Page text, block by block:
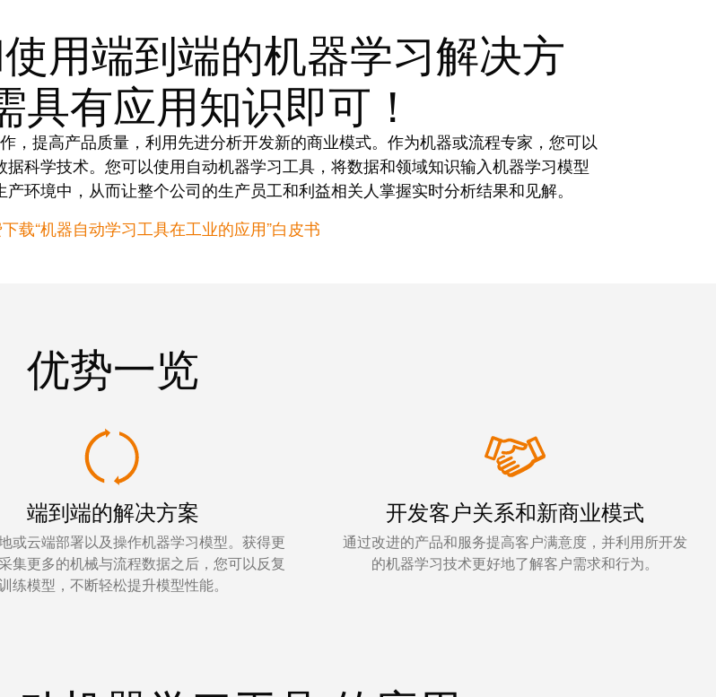
用端到端的机器学习解决方
具有应用知识即可！
，提高产品质量，利用先进分析开发新的商业模式。作为机器或流程专家，您可以
科学技术。您可以使用自动机器学习工具，将数据和领域知识输入机器学习模型
环境中，从而让整个公司的生产员工和利益相关人掌握实时分析结果和见解。
载“机器自动学习工具在工业的应用”白皮书
优势一览
端到端的解决方案
或云端部署以及操作机器学习模型。获得更
集更多的机械与流程数据之后，您可以反复
练模型，不断轻松提升模型性能。
开发客户关系和新商业模式
通过改进的产品和服务提高客户满意度，并利用所开发
的机器学习技术更好地了解客户需求和行为。